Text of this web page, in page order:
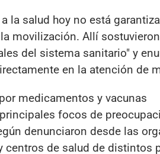
a la salud hoy no está
movilización. Allí
del sistema sanitario" y
en la atención de
medicamentos y vacunas
focos de
denunciaron desde las
centros de salud de distintos